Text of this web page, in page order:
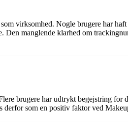
virksomhed. Nogle brugere har
manglende klarhed om
brugere har udtrykt begejstring
som en positiv faktor ved